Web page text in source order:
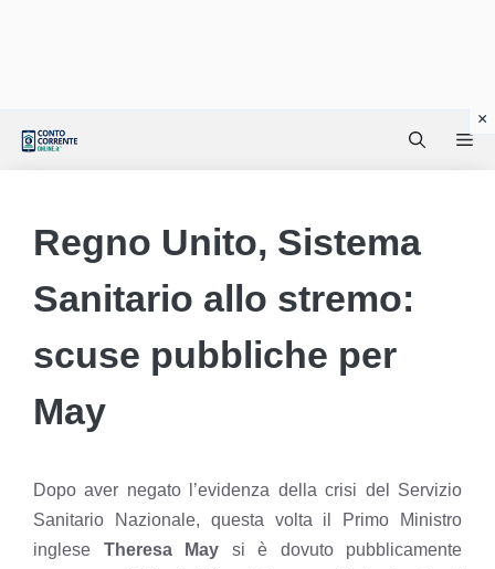
Regno Unito, Sistema
Sanitario allo stremo:
scuse pubbliche per
May
Dopo aver negato l’evidenza della crisi del Servizio
Sanitario Nazionale, questa volta il Primo Ministro
inglese Theresa May si è dovuto pubblicamente